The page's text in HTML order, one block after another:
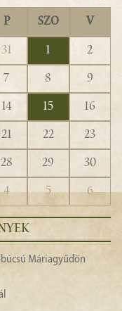
P SZO V
31 1
2
7 8
9
14 15
16
21 22
23
28 29
30
4 5 6
Máriagyűdön